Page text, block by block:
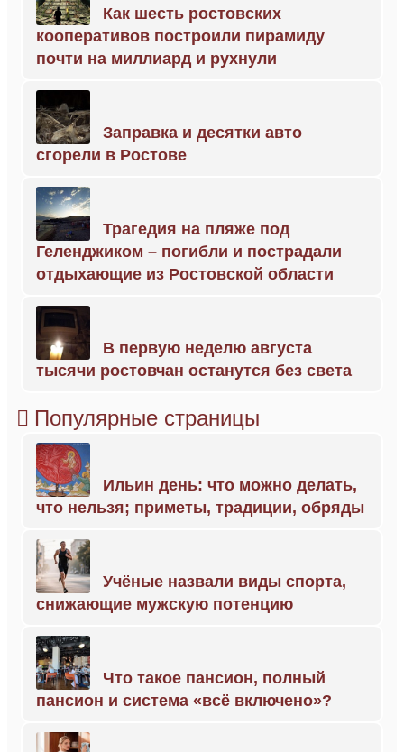
Как шесть ростовских
кооперативов построили пирамиду
почти на миллиард и рухнули
Заправка и десятки авто
сгорели в Ростове
Трагедия на пляже под
Геленджиком – погибли и пострадали
отдыхающие из Ростовской области
В первую неделю августа
тысячи ростовчан останутся без света
Популярные страницы
Ильин день: что можно делать,
что нельзя; приметы, традиции, обряды
Учёные назвали виды спорта,
снижающие мужскую потенцию
Что такое пансион, полный
пансион и система «всё включено»?